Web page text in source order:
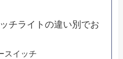
チライトの違い別でお
スイッチ